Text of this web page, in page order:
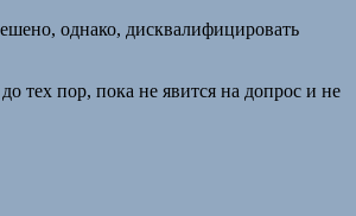
однако, дисквалифицировать
тех пор, пока не явится на допрос и не